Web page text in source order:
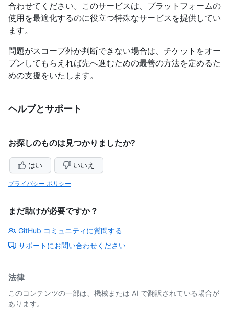
合わせてください。このサービスは、プラットフォームの
使用を最適化するのに役立つ特殊なサービスを提供してい
ます。
問題がスコープ外か判断できない場合は、チケットをオー
プンしてもらえれば先へ進むための最善の方法を定めるた
めの支援をいたします。
ヘルプとサポート
お探しのものは見つかりましたか?
はい いいえ
プライバシー ポリシー
まだ助けが必要ですか？
GitHub コミュニティに質問する
サポートにお問い合わせください
法律
このコンテンツの一部は、機械または AI で翻訳されている場合が
あります。